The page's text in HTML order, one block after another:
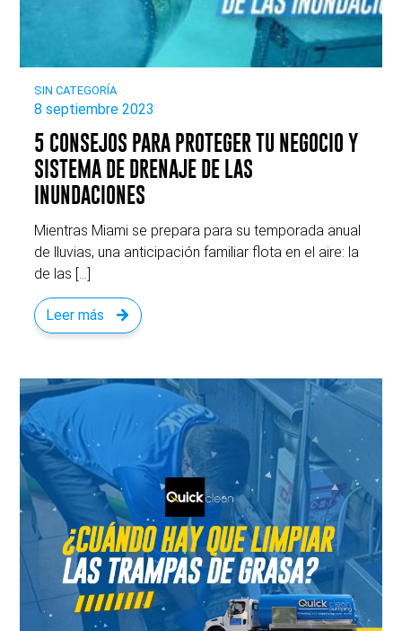
SIN CATEGORÍA
8 septiembre 2023
5 CONSEJOS PARA PROTEGER TU NEGOCIO Y
SISTEMA DE DRENAJE DE LAS
INUNDACIONES
Mientras Miami se prepara para su temporada anual
de lluvias, una anticipación familiar flota en el aire: la
de las […]
Leer más